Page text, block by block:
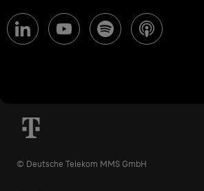
© Deutsche Telekom MMS GmbH